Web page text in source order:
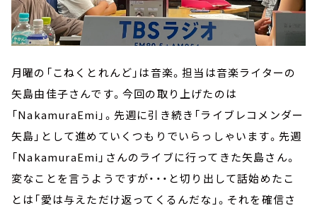
月曜の「こねくとれんど」は音楽。担当は音楽ライターの
矢島由佳子さんです。今回の取り上げたのは
「NakamuraEmi」。先週に引き続き「ライブレコメンダー
矢島」として進めていくつもりでいらっしゃいます。先週
「NakamuraEmi」さんのライブに行ってきた矢島さん。
変なことを言うようですが・・・と切り出して話始めたこ
とは「愛は与えただけ返ってくるんだな」。それを確信さ